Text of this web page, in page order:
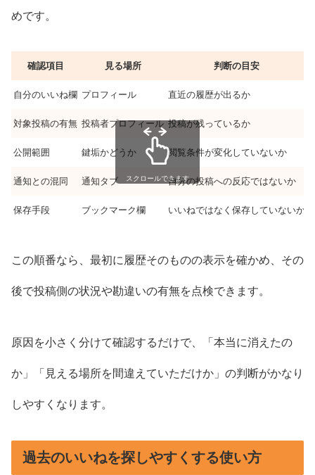
めです。
確認項目 見る場所 判断の目安
自分のいいね欄 プロフィール 直近の履歴が出るか
対象投稿の有無 投稿者プロフィール 投稿が残っているか
公開範囲 鍵垢かどうか 閲覧条件が変化していないか
通知との混同 通知タブ 自分の投稿への反応ではないか
保存手段 ブックマーク欄 いいねではなく保存していないか
スクロールできます
この順番なら、最初に履歴そのものの表示を確かめ、その
後で投稿側の状況や勘違いの有無を点検できます。
原因を小さく分けて確認するだけで、「本当に消えたの
か」「見える場所を間違えていただけか」の判断がかなり
しやすくなります。
過去のいいねを探しやすくする使い方